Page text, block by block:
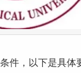
件，以下是具体